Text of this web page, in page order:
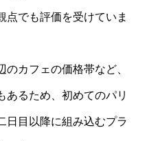
点でも評価を受けていま
カフェの価格帯など、
あるため、初めてのパリ
日目以降に組み込むプラ